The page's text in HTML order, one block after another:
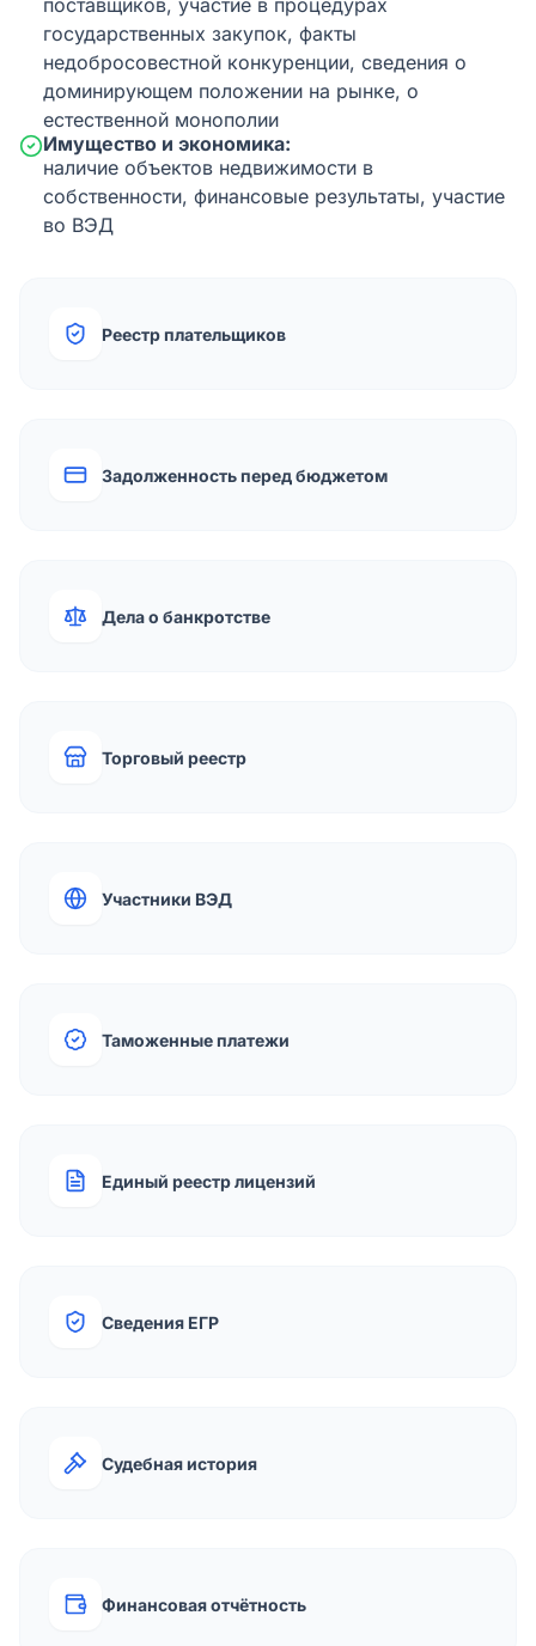
поставщиков, участие в процедурах
государственных закупок, факты
недобросовестной конкуренции, сведения о
доминирующем положении на рынке, о
естественной монополии
Имущество и экономика:
наличие объектов недвижимости в
собственности, финансовые результаты, участие
во ВЭД
Реестр плательщиков
Задолженность перед бюджетом
Дела о банкротстве
Торговый реестр
Участники ВЭД
Таможенные платежи
Единый реестр лицензий
Сведения ЕГР
Судебная история
Финансовая отчётность